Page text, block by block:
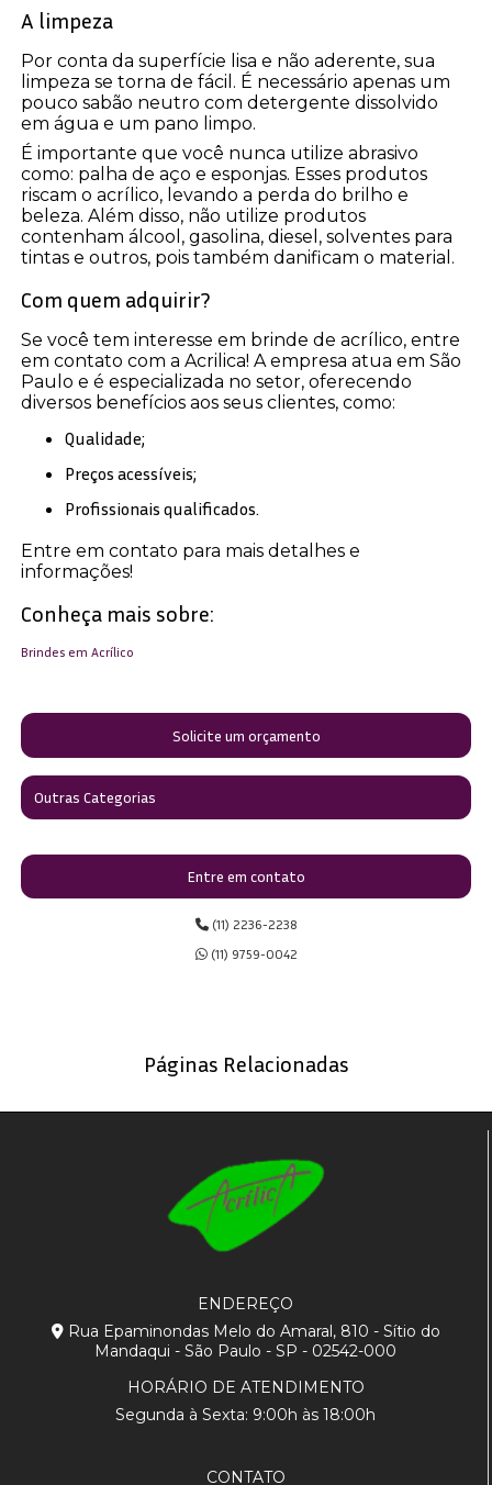
A limpeza
Por conta da superfície lisa e não aderente, sua
limpeza se torna de fácil. É necessário apenas um
pouco sabão neutro com detergente dissolvido
em água e um pano limpo.
É importante que você nunca utilize abrasivo
como: palha de aço e esponjas. Esses produtos
riscam o acrílico, levando a perda do brilho e
beleza. Além disso, não utilize produtos
contenham álcool, gasolina, diesel, solventes para
tintas e outros, pois também danificam o material.
Com quem adquirir?
Se você tem interesse em brinde de acrílico, entre
em contato com a Acrilica! A empresa atua em São
Paulo e é especializada no setor, oferecendo
diversos benefícios aos seus clientes, como:
Qualidade;
Preços acessíveis;
Profissionais qualificados.
Entre em contato para mais detalhes e
informações!
Conheça mais sobre:
Brindes em Acrílico
Solicite um orçamento
Outras Categorias
Entre em contato
(11) 2236-2238
(11) 9759-0042
Páginas Relacionadas
ENDEREÇO
Rua Epaminondas Melo do Amaral, 810 - Sítio do
Mandaqui - São Paulo - SP - 02542-000
HORÁRIO DE ATENDIMENTO
Segunda à Sexta: 9:00h às 18:00h
CONTATO